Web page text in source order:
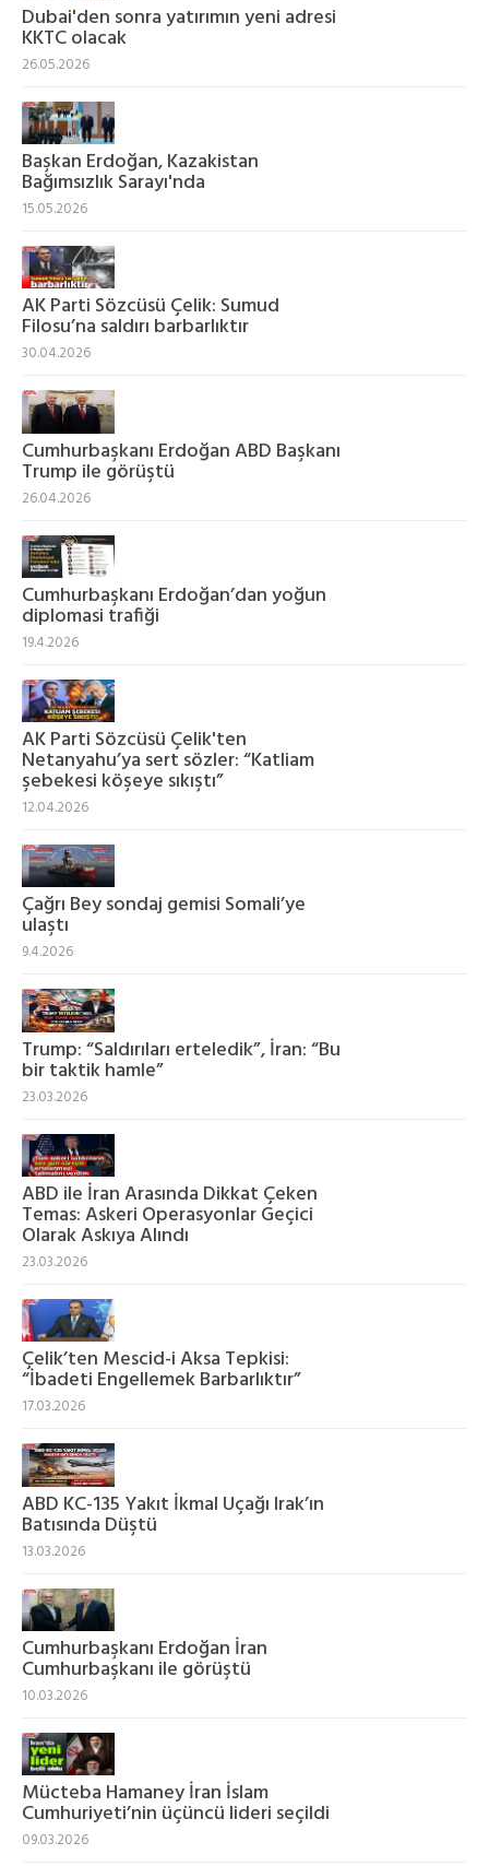
Dubai'den sonra yatırımın yeni adresi
KKTC olacak
26.05.2026
Başkan Erdoğan, Kazakistan
Bağımsızlık Sarayı'nda
15.05.2026
AK Parti Sözcüsü Çelik: Sumud
Filosu’na saldırı barbarlıktır
30.04.2026
Cumhurbaşkanı Erdoğan ABD Başkanı
Trump ile görüştü
26.04.2026
Cumhurbaşkanı Erdoğan’dan yoğun
diplomasi trafiği
19.4.2026
AK Parti Sözcüsü Çelik'ten
Netanyahu’ya sert sözler: “Katliam
şebekesi köşeye sıkıştı”
12.04.2026
Çağrı Bey sondaj gemisi Somali’ye
ulaştı
9.4.2026
Trump: “Saldırıları erteledik”, İran: “Bu
bir taktik hamle”
23.03.2026
ABD ile İran Arasında Dikkat Çeken
Temas: Askeri Operasyonlar Geçici
Olarak Askıya Alındı
23.03.2026
Çelik’ten Mescid-i Aksa Tepkisi:
“İbadeti Engellemek Barbarlıktır”
17.03.2026
ABD KC-135 Yakıt İkmal Uçağı Irak’ın
Batısında Düştü
13.03.2026
Cumhurbaşkanı Erdoğan İran
Cumhurbaşkanı ile görüştü
10.03.2026
Mücteba Hamaney İran İslam
Cumhuriyeti’nin üçüncü lideri seçildi
09.03.2026